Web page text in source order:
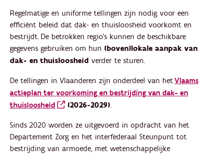
Regelmatige en uniforme tellingen zijn nodig voor een
efficiënt beleid dat dak- en thuisloosheid voorkomt en
bestrijdt. De betrokken regio’s kunnen de beschikbare
gegevens gebruiken om hun (boven)lokale aanpak van
dak- en thuisloosheid verder te sturen.
De tellingen in Vlaanderen zijn onderdeel van hetVlaams
actieplan ter voorkoming en bestrijding van dak- en
thuisloosheid
(2026-2029).
Sinds 2020 worden ze uitgevoerd in opdracht van het
Departement Zorg en het interfederaal Steunpunt tot
bestrijding van armoede, met wetenschappelijke